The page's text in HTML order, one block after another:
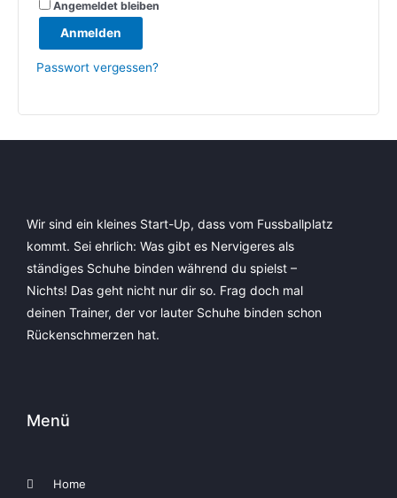
Angemeldet bleiben
Anmelden
Passwort vergessen?
Wir sind ein kleines Start-Up, dass vom Fussballplatz
kommt. Sei ehrlich: Was gibt es Nervigeres als
ständiges Schuhe binden während du spielst –
Nichts! Das geht nicht nur dir so. Frag doch mal
deinen Trainer, der vor lauter Schuhe binden schon
Rückenschmerzen hat.
Menü
Home